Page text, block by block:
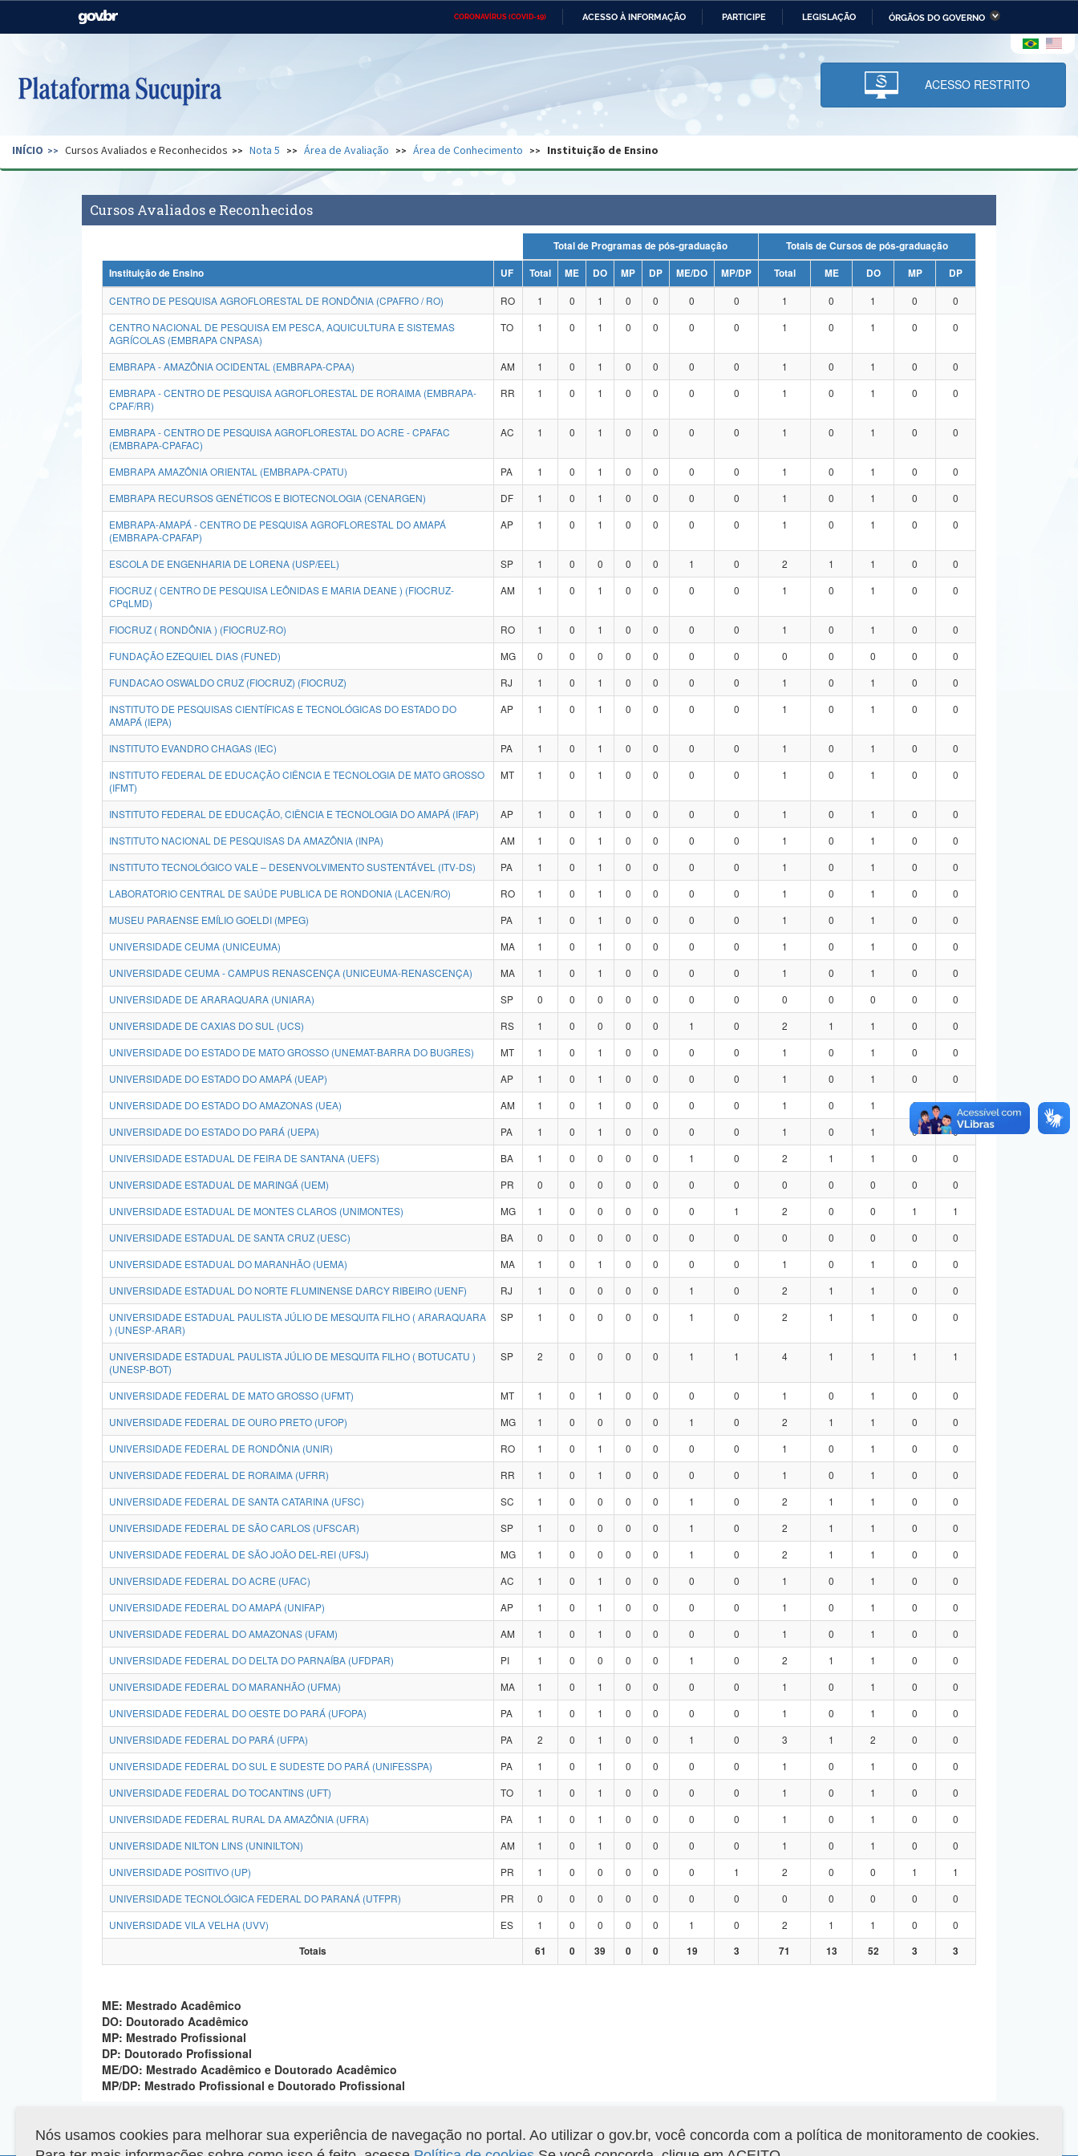
CORONAVÍRUS (COVID-19) ACESSO À INFORMAÇÃO PARTICIPE LEGISLAÇÃO ÓRGÃOS DO GOVERNO
Casa Civil Ministério das Relações Ministério da Economia Ministério da Infraestrutura
Pecuária e Abastecimento
Ministério da Ciência,
Tecnologia, Inovações e
Comunicações
Ministério do Desenvolvimento
Regional e dos Direitos Humanos
Secretaria de Governo Gabinete de Segurança Advocacia-Geral da União Banco Central do Brasil Planalto
ACESSO RESTRITO
INÍCIO Cursos Avaliados e Reconhecidos Nota 5 Área de Avaliação Área de Conhecimento Instituição de Ensino
Cursos Avaliados e Reconhecidos
Total de Programas de pós-graduação
Totais de Cursos de pós-graduação
Instituição de Ensino
UF Total ME DO MP DP ME/DO MP/DP Total ME DO MP
DP
CENTRO DE PESQUISA AGROFLORESTAL DE RONDÔNIA (CPAFRO / RO)
RO 1 0 1 0 0 0 0 1 0 1 0
0
CENTRO NACIONAL DE PESQUISA EM PESCA, AQUICULTURA E SISTEMAS
AGRÍCOLAS (EMBRAPA CNPASA)
TO 1 0 1 0 0 0 0 1 0 1 0 0
EMBRAPA - AMAZÔNIA OCIDENTAL (EMBRAPA-CPAA) AM 1 0 1 0 0 0 0 1 0 1 0
0
EMBRAPA - CENTRO DE PESQUISA AGROFLORESTAL DE RORAIMA (EMBRAPA-
CPAF/RR)
RR 1 0 1 0 0 0 0 1 0 1 0 0
EMBRAPA - CENTRO DE PESQUISA AGROFLORESTAL DO ACRE - CPAFAC
(EMBRAPA-CPAFAC)
AC 1 0 1 0 0 0 0 1 0 1 0 0
EMBRAPA AMAZÔNIA ORIENTAL (EMBRAPA-CPATU) PA 1 0 1 0 0 0 0 1 0 1 0
0
EMBRAPA RECURSOS GENÉTICOS E BIOTECNOLOGIA (CENARGEN)
DF 1 0 1 0 0 0 0 1 0 1 0
0
EMBRAPA-AMAPÁ - CENTRO DE PESQUISA AGROFLORESTAL DO AMAPÁ
(EMBRAPA-CPAFAP)
AP 1 0 1 0 0 0 0 1 0 1 0 0
ESCOLA DE ENGENHARIA DE LORENA (USP/EEL) SP 1 0 0 0 0 1 0 2 1 1 0
0
FIOCRUZ ( CENTRO DE PESQUISA LEÔNIDAS E MARIA DEANE ) (FIOCRUZ-
CPqLMD)
AM 1 0 1 0 0 0 0 1 0 1 0 0
FIOCRUZ ( RONDÔNIA ) (FIOCRUZ-RO) RO 1 0 1 0 0 0 0 1 0 1 0
0
FUNDAÇÃO EZEQUIEL DIAS (FUNED)
MG 0 0 0 0 0 0 0 0 0 0 0
0
FUNDACAO OSWALDO CRUZ (FIOCRUZ) (FIOCRUZ)
RJ 1 0 1 0 0 0 0 1 0 1 0
0
INSTITUTO DE PESQUISAS CIENTÍFICAS E TECNOLÓGICAS DO ESTADO DO
AMAPÁ (IEPA)
AP 1 0 1 0 0 0 0 1 0 1 0 0
INSTITUTO EVANDRO CHAGAS (IEC) PA 1 0 1 0 0 0 0 1 0 1 0
0
INSTITUTO FEDERAL DE EDUCAÇÃO CIÊNCIA E TECNOLOGIA DE MATO GROSSO
(IFMT)
MT 1 0 1 0 0 0 0 1 0 1 0 0
INSTITUTO FEDERAL DE EDUCAÇÃO, CIÊNCIA E TECNOLOGIA DO AMAPÁ (IFAP) AP 1 0 1 0 0 0 0 1 0 1 0
0
INSTITUTO NACIONAL DE PESQUISAS DA AMAZÔNIA (INPA)
AM 1 0 1 0 0 0 0 1 0 1 0
0
INSTITUTO TECNOLÓGICO VALE – DESENVOLVIMENTO SUSTENTÁVEL (ITV-DS)
PA 1 0 1 0 0 0 0 1 0 1 0
0
LABORATORIO CENTRAL DE SAÚDE PUBLICA DE RONDONIA (LACEN/RO)
RO 1 0 1 0 0 0 0 1 0 1 0
0
MUSEU PARAENSE EMÍLIO GOELDI (MPEG)
PA 1 0 1 0 0 0 0 1 0 1 0
0
UNIVERSIDADE CEUMA (UNICEUMA)
MA 1 0 1 0 0 0 0 1 0 1 0
0
UNIVERSIDADE CEUMA - CAMPUS RENASCENÇA (UNICEUMA-RENASCENÇA)
MA 1 0 1 0 0 0 0 1 0 1 0
0
UNIVERSIDADE DE ARARAQUARA (UNIARA)
SP 0 0 0 0 0 0 0 0 0 0 0
0
UNIVERSIDADE DE CAXIAS DO SUL (UCS)
RS 1 0 0 0 0 1 0 2 1 1 0
0
UNIVERSIDADE DO ESTADO DE MATO GROSSO (UNEMAT-BARRA DO BUGRES)
MT 1 0 1 0 0 0 0 1 0 1 0
0
UNIVERSIDADE DO ESTADO DO AMAPÁ (UEAP)
AP 1 0 1 0 0 0 0 1 0 1 0
0
UNIVERSIDADE DO ESTADO DO AMAZONAS (UEA)
AM 1 0 1 0 0 0 0 1 0 1 0
0
UNIVERSIDADE DO ESTADO DO PARÁ (UEPA)
PA 1 0 1 0 0 0 0 1 0 1 0
0
UNIVERSIDADE ESTADUAL DE FEIRA DE SANTANA (UEFS)
BA 1 0 0 0 0 1 0 2 1 1 0
0
UNIVERSIDADE ESTADUAL DE MARINGÁ (UEM)
PR 0 0 0 0 0 0 0 0 0 0 0
0
UNIVERSIDADE ESTADUAL DE MONTES CLAROS (UNIMONTES)
MG 1 0 0 0 0 0 1 2 0 0 1
1
UNIVERSIDADE ESTADUAL DE SANTA CRUZ (UESC)
BA 0 0 0 0 0 0 0 0 0 0 0
0
UNIVERSIDADE ESTADUAL DO MARANHÃO (UEMA)
MA 1 0 1 0 0 0 0 1 0 1 0
0
UNIVERSIDADE ESTADUAL DO NORTE FLUMINENSE DARCY RIBEIRO (UENF)
RJ 1 0 0 0 0 1 0 2 1 1 0
0
UNIVERSIDADE ESTADUAL PAULISTA JÚLIO DE MESQUITA FILHO ( ARARAQUARA
) (UNESP-ARAR)
SP 1 0 0 0 0 1 0 2 1 1 0 0
UNIVERSIDADE ESTADUAL PAULISTA JÚLIO DE MESQUITA FILHO ( BOTUCATU )
(UNESP-BOT)
SP 2 0 0 0 0 1 1 4 1 1 1 1
UNIVERSIDADE FEDERAL DE MATO GROSSO (UFMT) MT 1 0 1 0 0 0 0 1 0 1 0
0
UNIVERSIDADE FEDERAL DE OURO PRETO (UFOP)
MG 1 0 0 0 0 1 0 2 1 1 0
0
UNIVERSIDADE FEDERAL DE RONDÔNIA (UNIR)
RO 1 0 1 0 0 0 0 1 0 1 0
0
UNIVERSIDADE FEDERAL DE RORAIMA (UFRR)
RR 1 0 1 0 0 0 0 1 0 1 0
0
UNIVERSIDADE FEDERAL DE SANTA CATARINA (UFSC)
SC 1 0 0 0 0 1 0 2 1 1 0
0
UNIVERSIDADE FEDERAL DE SÃO CARLOS (UFSCAR)
SP 1 0 0 0 0 1 0 2 1 1 0
0
UNIVERSIDADE FEDERAL DE SÃO JOÃO DEL-REI (UFSJ)
MG 1 0 0 0 0 1 0 2 1 1 0
0
UNIVERSIDADE FEDERAL DO ACRE (UFAC)
AC 1 0 1 0 0 0 0 1 0 1 0
0
UNIVERSIDADE FEDERAL DO AMAPÁ (UNIFAP)
AP 1 0 1 0 0 0 0 1 0 1 0
0
UNIVERSIDADE FEDERAL DO AMAZONAS (UFAM)
AM 1 0 1 0 0 0 0 1 0 1 0
0
UNIVERSIDADE FEDERAL DO DELTA DO PARNAÍBA (UFDPAR)
PI 1 0 0 0 0 1 0 2 1 1 0
0
UNIVERSIDADE FEDERAL DO MARANHÃO (UFMA)
MA 1 0 1 0 0 0 0 1 0 1 0
0
UNIVERSIDADE FEDERAL DO OESTE DO PARÁ (UFOPA)
PA 1 0 1 0 0 0 0 1 0 1 0
0
UNIVERSIDADE FEDERAL DO PARÁ (UFPA)
PA 2 0 1 0 0 1 0 3 1 2 0
0
UNIVERSIDADE FEDERAL DO SUL E SUDESTE DO PARÁ (UNIFESSPA)
PA 1 0 1 0 0 0 0 1 0 1 0
0
UNIVERSIDADE FEDERAL DO TOCANTINS (UFT)
TO 1 0 1 0 0 0 0 1 0 1 0
0
UNIVERSIDADE FEDERAL RURAL DA AMAZÔNIA (UFRA)
PA 1 0 1 0 0 0 0 1 0 1 0
0
UNIVERSIDADE NILTON LINS (UNINILTON)
AM 1 0 1 0 0 0 0 1 0 1 0
0
UNIVERSIDADE POSITIVO (UP)
PR 1 0 0 0 0 0 1 2 0 0 1
1
UNIVERSIDADE TECNOLÓGICA FEDERAL DO PARANÁ (UTFPR)
PR 0 0 0 0 0 0 0 0 0 0 0
0
UNIVERSIDADE VILA VELHA (UVV)
ES 1 0 0 0 0 1 0 2 1 1 0
0
Totais
61 0 39 0 0 19 3 71 13 52 3 3
ME: Mestrado Acadêmico
DO: Doutorado Acadêmico
MP: Mestrado Profissional
DP: Doutorado Profissional
ME/DO: Mestrado Acadêmico e Doutorado Acadêmico
MP/DP: Mestrado Profissional e Doutorado Profissional
Gerar arquivo XLS
Nós usamos cookies para melhorar sua experiência de navegação no portal. Ao utilizar o gov.br, você concorda com a política de monitoramento de cookies.